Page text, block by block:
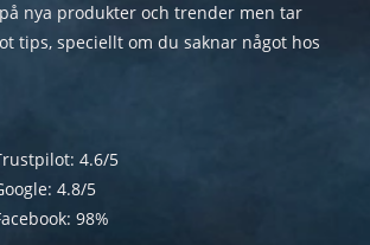
nya produkter och trender men tar
tips, speciellt om du saknar något hos
4.6/5
4.8/5
98%